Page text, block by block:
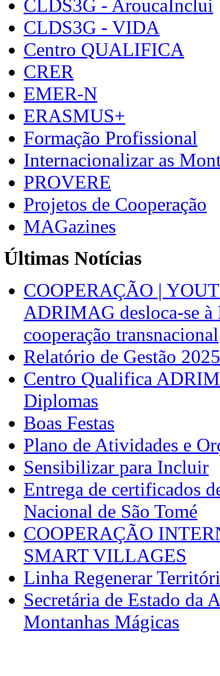
CLDS3G - AroucaInclui
CLDS3G - VIDA
Centro QUALIFICA
CRER
EMER-N
ERASMUS+
Formação Profissional
Internacionalizar as
PROVERE
Projetos de Cooperação
MAGazines
Últimas Notícias
COOPERAÇÃO |
ADRIMAG desloca-se
cooperação transnacional
Relatório de Gestão 2025
Centro Qualifica
Diplomas
Boas Festas
Plano de Atividades e
Sensibilizar para Incluir
Entrega de certificados
Nacional de São Tomé
COOPERAÇÃO
SMART VILLAGES
Linha Regenerar
Secretária de Estado da
Montanhas Mágicas